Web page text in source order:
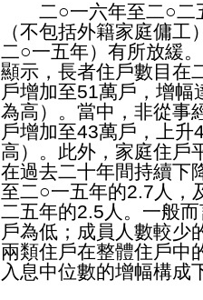
二○一六年至二○二
（不包括外籍家庭傭
二○一五年）有所放緩
顯示，長者住戶數目在
戶增加至51萬戶，增
為高）。當中，非從事
戶增加至43萬戶，上
高）。此外，家庭住戶
在過去二十年間持續下
至二○一五年的2.7人，
二五年的2.5人。一般
戶為低；成員人數較少
兩類住戶在整體住戶中
入息中位數的增幅構成